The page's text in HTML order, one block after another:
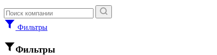
Фильтры
Фильтры